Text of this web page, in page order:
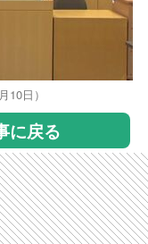
10日）
に戻る